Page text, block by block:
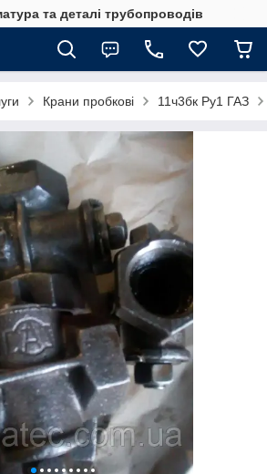
та деталі трубопроводів
Крани пробкові 11ч3бк Ру1 ГАЗ